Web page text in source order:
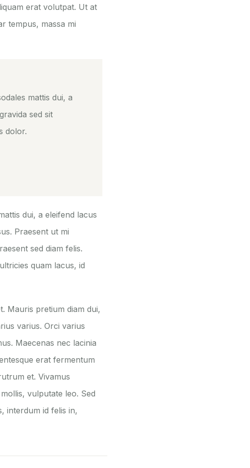
erat volutpat. Ut at
tempus, massa mi
mattis dui, a
sed sit
dolor.
dui, a eleifend lacus
Praesent ut mi
sed diam felis.
quam lacus, id
Mauris pretium diam dui,
varius. Orci varius
Maecenas nec lacinia
erat fermentum
et. Vivamus
vulputate leo. Sed
interdum id felis in,